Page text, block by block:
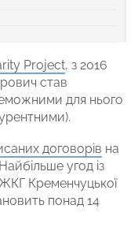
Project, з 2016
став
для нього
договорів на
угод із
Кременчуцької
понад 14